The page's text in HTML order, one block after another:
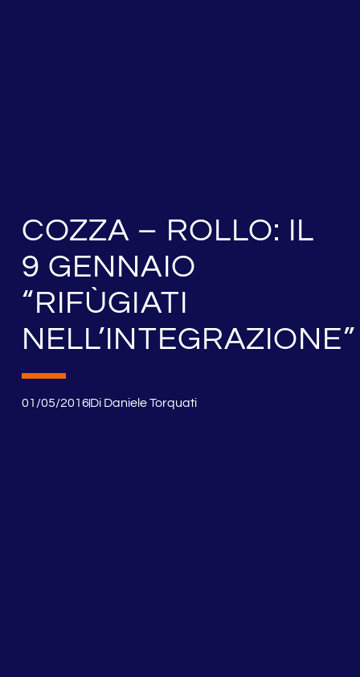
COZZA – ROLLO: IL
9 GENNAIO
“RIFÙGIATI
NELL’INTEGRAZIONE”
01/05/2016DiDaniele Torquati